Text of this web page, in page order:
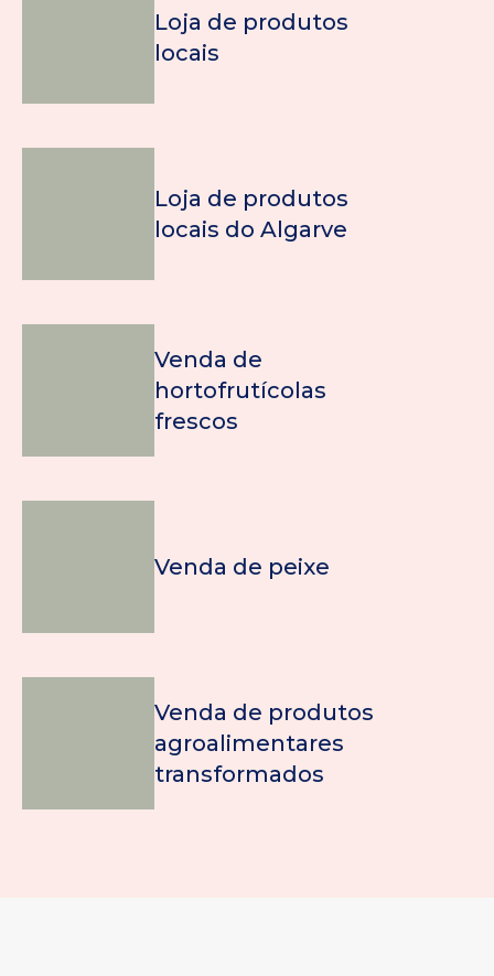
Loja de produtos
locais
Loja de produtos
locais do Algarve
Venda de
hortofrutícolas
frescos
Venda de peixe
Venda de produtos
agroalimentares
transformados